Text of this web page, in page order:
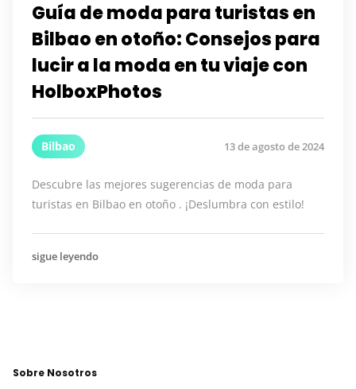
Guía de moda para turistas en
Bilbao en otoño: Consejos para
lucir a la moda en tu viaje con
HolboxPhotos
Bilbao 13 de agosto de 2024
Descubre las mejores sugerencias de moda para
turistas en Bilbao en otoño . ¡Deslumbra con estilo!
sigue leyendo
Sobre Nosotros